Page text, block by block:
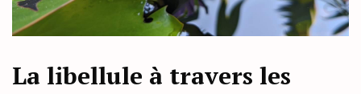
La libellule à travers les